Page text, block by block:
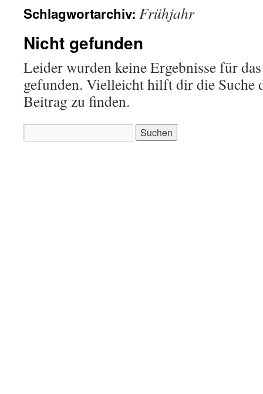
Schlagwortarchiv: Frühjahr
Nicht gefunden
Leider wurden keine Ergebnisse für
gefunden. Vielleicht hilft dir die Suche
Beitrag zu finden.
nach: